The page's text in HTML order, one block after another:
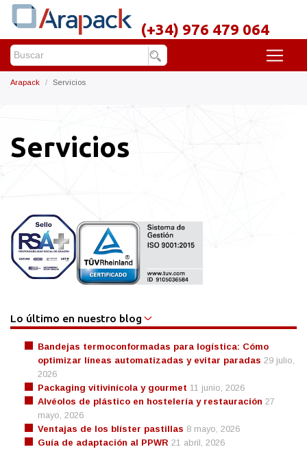
(+34) 976 479 064
Arapack Servicios
Servicios
Lo último en nuestro blog
Bandejas termoconformadas para logística: Cómo
optimizar líneas automatizadas y evitar paradas 29 julio,
2026
Packaging vitivinícola y gourmet 11 junio, 2026
Alvéolos de plástico en hostelería y restauración 27
mayo, 2026
Ventajas de los blíster pastillas 8 mayo, 2026
Guía de adaptación al PPWR 21 abril, 2026